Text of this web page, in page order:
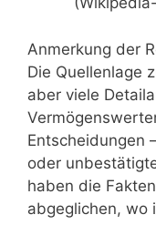
Anmerkung der
Die Quellenlage
aber viele
Entscheidungen
oder
haben die
abgeglichen, wo